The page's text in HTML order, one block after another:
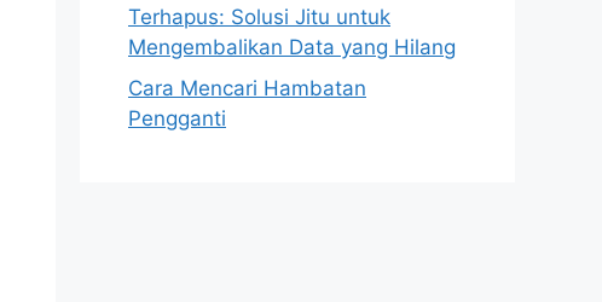
Terhapus: Solusi Jitu untuk
Mengembalikan Data yang Hilang
Cara Mencari Hambatan
Pengganti